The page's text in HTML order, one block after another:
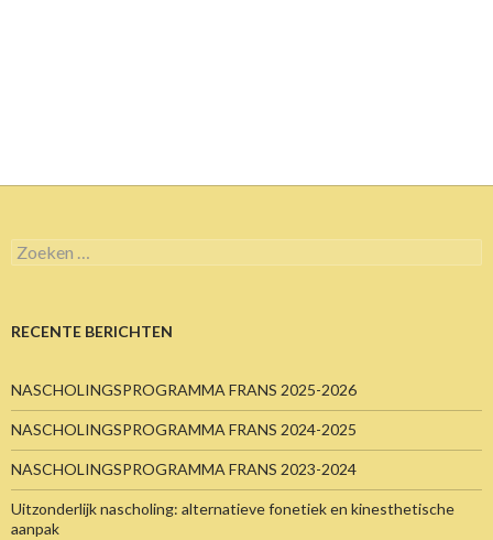
Zoeken
naar:
RECENTE BERICHTEN
NASCHOLINGSPROGRAMMA FRANS 2025-2026
NASCHOLINGSPROGRAMMA FRANS 2024-2025
NASCHOLINGSPROGRAMMA FRANS 2023-2024
Uitzonderlijk nascholing: alternatieve fonetiek en kinesthetische
aanpak